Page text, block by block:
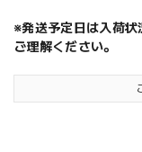
※発送予定日は入荷
ご理解ください。